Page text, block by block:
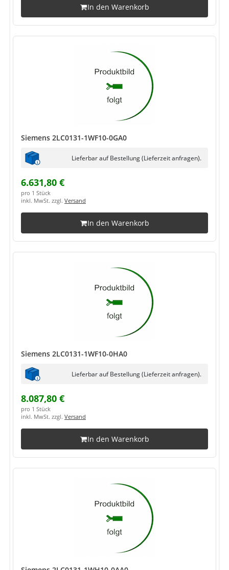
In den Warenkorb
Siemens 2LC0131-1WF10-0GA0
Lieferbar auf Bestellung (Lieferzeit anfragen).
6.631,80 €
pro 1 Stück
inkl. MwSt. zzgl. Versand
In den Warenkorb
Siemens 2LC0131-1WF10-0HA0
Lieferbar auf Bestellung (Lieferzeit anfragen).
8.087,80 €
pro 1 Stück
inkl. MwSt. zzgl. Versand
In den Warenkorb